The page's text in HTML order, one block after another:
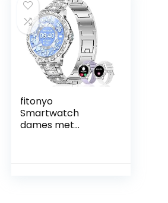
fitonyo
Smartwatch
dames met